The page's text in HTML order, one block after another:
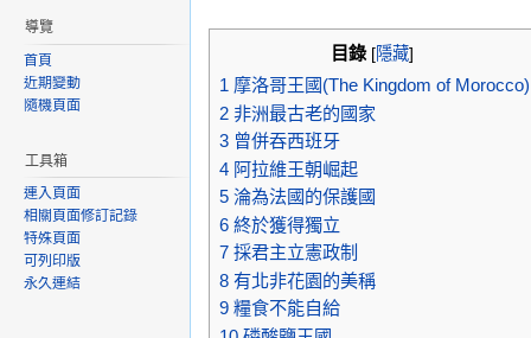
目錄[隱藏]
1 摩洛哥王國(The Kingdom of Morocco)
2 非洲最古老的國家
3 曾併吞西班牙
4 阿拉維王朝崛起
5 淪為法國的保護國
6 終於獲得獨立
7 採君主立憲政制
8 有北非花園的美稱
9 糧食不能自給
導覽
首頁
近期變動
隨機頁面
工具箱
連入頁面
相關頁面修訂記錄
特殊頁面
可列印版
永久連結